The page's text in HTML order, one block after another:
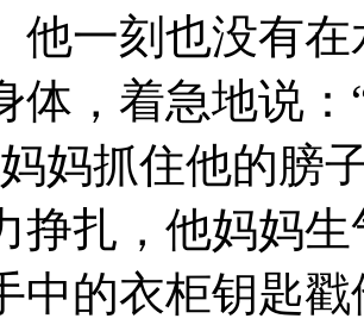
他一刻也没有
体，着急地说
妈抓住他的膀
挣扎，他妈妈
中的衣柜钥匙